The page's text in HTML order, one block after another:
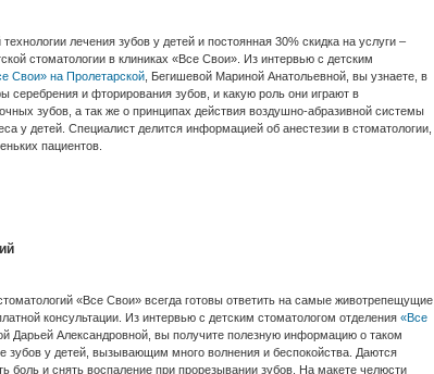
лечения зубов у детей и постоянная 30% скидка на услуги –
стоматологии в клиниках «Все Свои». Из интервью с детским
Свои» на Пролетарской , Бегишевой Мариной Анатольевной, вы узнаете, в
серебрения и фторирования зубов, и какую роль они играют в
зубов, а так же о принципах действия воздушно-абразивной системы
у детей. Специалист делится информацией об анестезии в стоматологии,
пациентов.
«Все Свои» всегда готовы ответить на самые животрепещущие
консультации. Из интервью с детским стоматологом отделения «Все
Дарьей Александровной, вы получите полезную информацию о таком
зубов у детей, вызывающим много волнения и беспокойства. Даются
боль и снять воспаление при прорезывании зубов. На макете челюсти